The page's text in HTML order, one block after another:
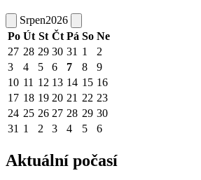
Srpen2026
Po Út St Čt Pá So Ne
27 28 29 30 31 1
2
3
4 5 6 7 8
9
10 11 12 13 14 15 16
17 18 19 20 21 22 23
24 25 26 27 28 29 30
31 1 2 3 4 5 6
Aktuální počasí